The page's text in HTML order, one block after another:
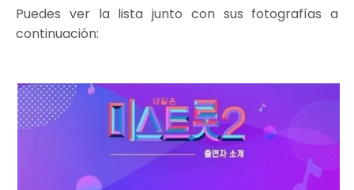
Puedes ver la lista junto con sus fotografías a
continuación: